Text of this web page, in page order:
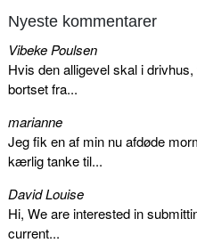
Nyeste kommentarer
Vibeke Poulsen
Hvis den alligevel skal i
bortset fra...
marianne
Jeg fik en af min nu afdøde
kærlig tanke til...
David Louise
Hi, We are interested in
current...